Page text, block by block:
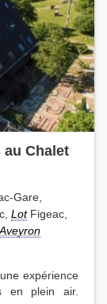
Chalet
Gare,
LotFigeac,
Aveyron
expérience
en plein air.